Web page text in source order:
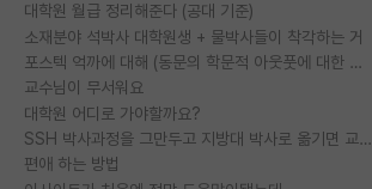
대학원 월급 정리해준다 (공대 기준)
소재분야 석박사 대학원생 + 물박사들이 착각하는 거
포스텍 억까에 대해 (동문의 학문적 아웃풋에 대한 반박)
교수님이 무서워요
대학원 어디로 가야할까요?
SSH 박사과정을 그만두고 지방대 박사로 옮기면 교수의 꿈은 끝일까요?
편애 하는 방법